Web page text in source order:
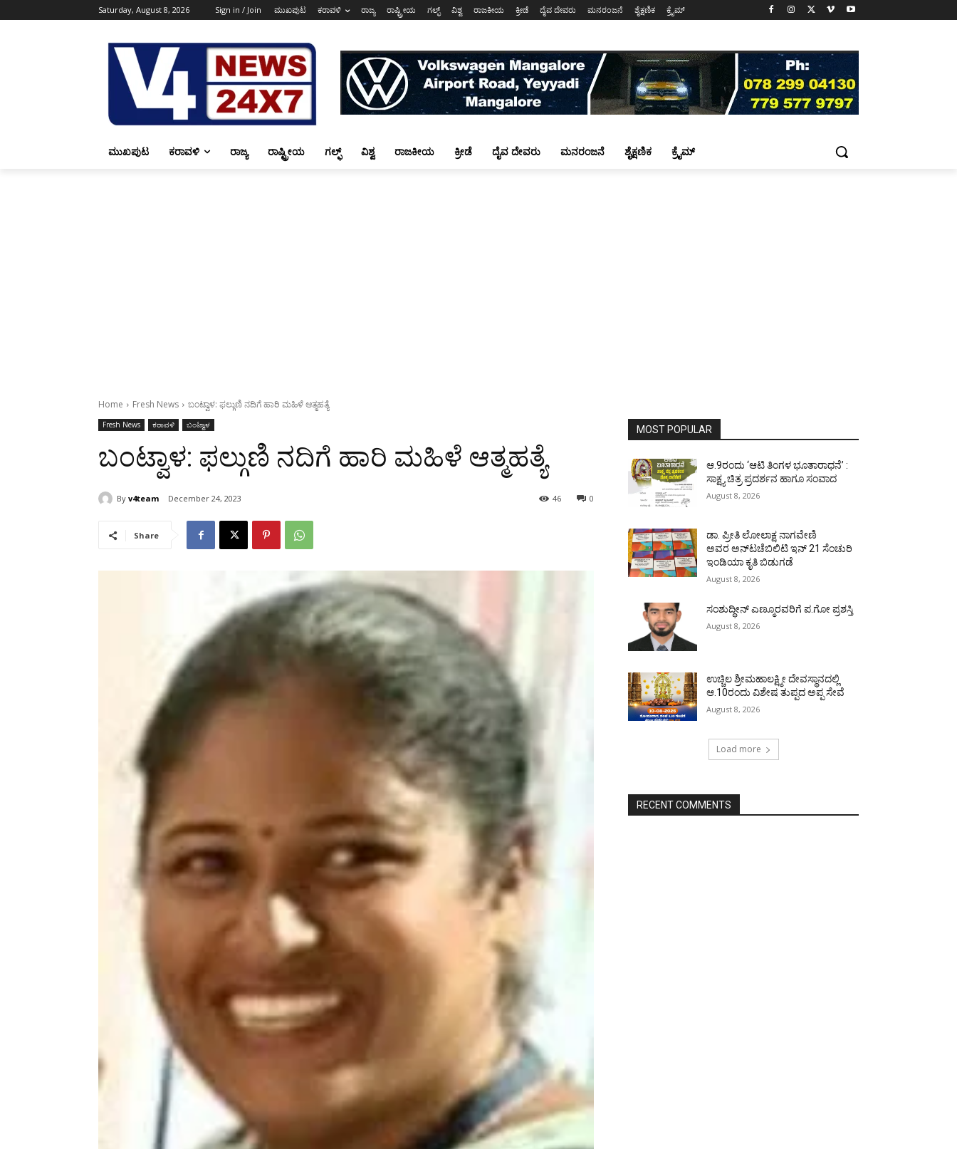
Saturday, August 8, 2026 Sign in / Join ಮುಖಪುಟ ಕರಾವಳಿ ರಾಜ್ಯ ರಾಷ್ಟ್ರೀಯ ಗಲ್ಫ್ ವಿಶ್ವ ರಾಜಕೀಯ ಕ್ರೀಡೆ ದೈವ ದೇವರು ಮನರಂಜನೆ ಶೈಕ್ಷಣಿಕ ಕ್ರೈಮ್
ಮುಖಪುಟ ಕರಾವಳಿ ರಾಜ್ಯ ರಾಷ್ಟ್ರೀಯ ಗಲ್ಫ್ ವಿಶ್ವ ರಾಜಕೀಯ ಕ್ರೀಡೆ ದೈವ ದೇವರು ಮನರಂಜನೆ ಶೈಕ್ಷಣಿಕ ಕ್ರೈಮ್
Home Fresh News ಬಂಟ್ವಾಳ: ಫಲ್ಗುಣಿ ನದಿಗೆ ಹಾರಿ ಮಹಿಳೆ ಆತ್ಮಹತ್ಯೆ
Fresh News ಕರಾವಳಿ ಬಂಟ್ವಾಳ
ಬಂಟ್ವಾಳ: ಫಲ್ಗುಣಿ ನದಿಗೆ ಹಾರಿ ಮಹಿಳೆ ಆತ್ಮಹತ್ಯೆ
By v4team December 24, 2023 0
46
Share
MOST POPULAR
ಆ.9ರಂದು ‘ಆಟಿ ತಿಂಗಳ ಭೂತಾರಾಧನೆ’ :
ಸಾಕ್ಷ್ಯ ಚಿತ್ರ ಪ್ರದರ್ಶನ ಹಾಗೂ ಸಂವಾದ
August 8, 2026
ಡಾ. ಪ್ರೀತಿ ಲೋಲಾಕ್ಷ ನಾಗವೇಣಿ
ಅವರ ಅನ್‌ಟಚೆಬಿಲಿಟಿ ಇನ್ 21 ಸೆಂಚುರಿ
ಇಂಡಿಯಾ ಕೃತಿ ಬಿಡುಗಡೆ
August 8, 2026
ಸಂಶುದ್ಧೀನ್ ಎಣ್ಮೂರವರಿಗೆ ಪ.ಗೋ ಪ್ರಶಸ್ತಿ
August 8, 2026
ಉಚ್ಚಿಲ ಶ್ರೀಮಹಾಲಕ್ಷ್ಮೀ ದೇವಸ್ಥಾನದಲ್ಲಿ
ಆ.10ರಂದು ವಿಶೇಷ ತುಪ್ಪದ ಅಪ್ಪ ಸೇವೆ
August 8, 2026
Load more
RECENT COMMENTS